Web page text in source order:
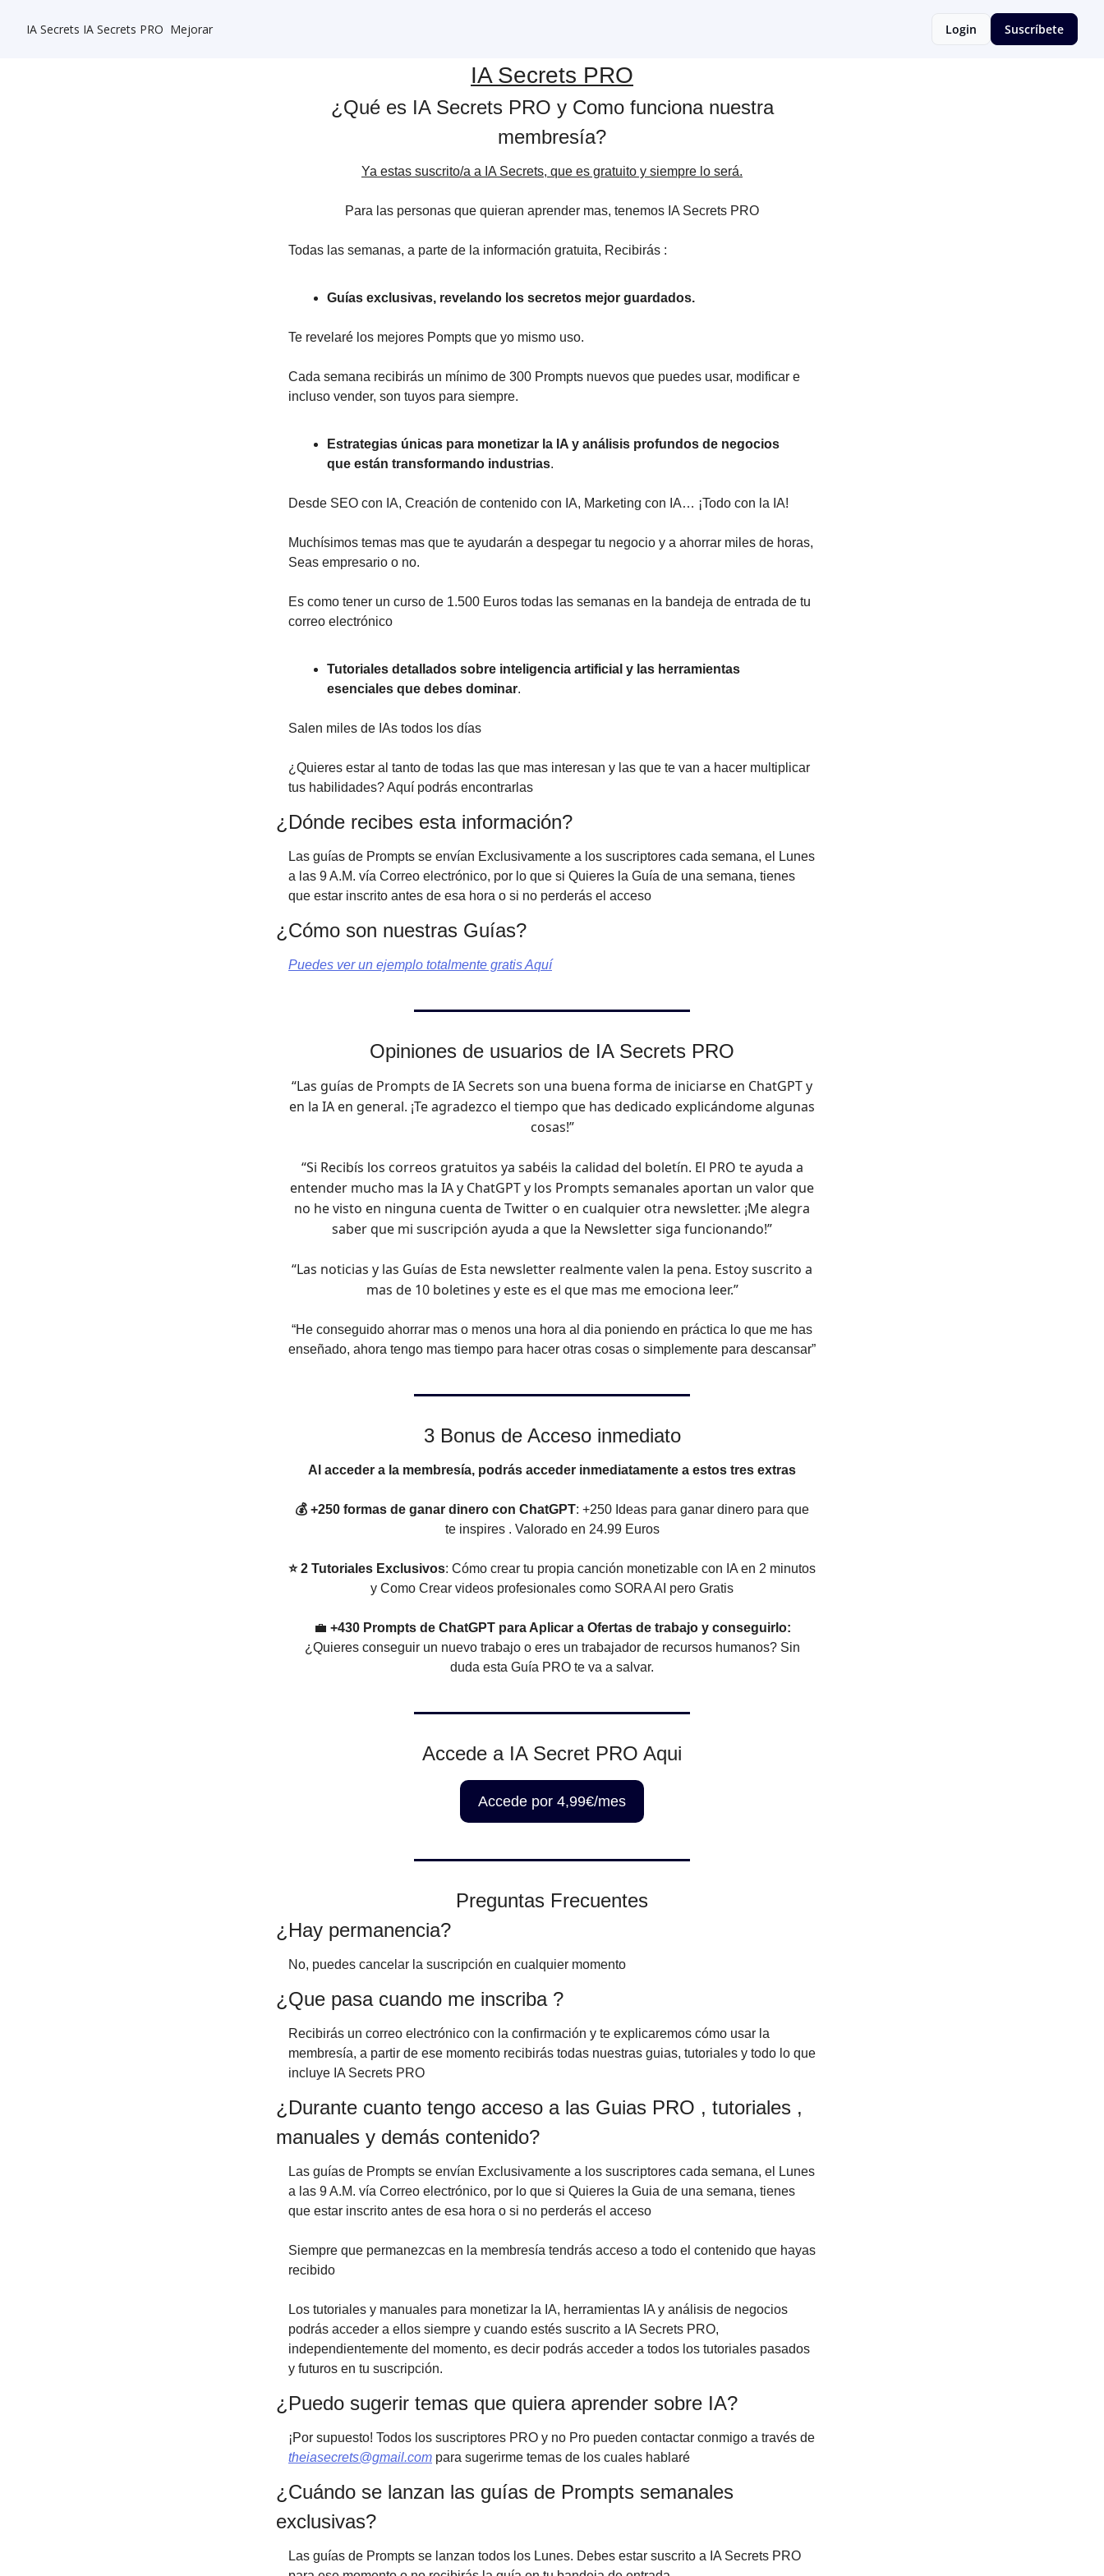
IA Secrets IA Secrets PRO Mejorar Login Suscríbete
IA Secrets PRO
¿Qué es IA Secrets PRO y Como funciona nuestra
membresía?
Ya estas suscrito/a a IA Secrets, que es gratuito y siempre lo será.
Para las personas que quieran aprender mas, tenemos IA Secrets PRO
Todas las semanas, a parte de la información gratuita, Recibirás :
Guías exclusivas, revelando los secretos mejor guardados.
Te revelaré los mejores Pompts que yo mismo uso.
Cada semana recibirás un mínimo de 300 Prompts nuevos que puedes usar, modificar e
incluso vender, son tuyos para siempre.
Estrategias únicas para monetizar la IA y análisis profundos de negocios
que están transformando industrias.
Desde SEO con IA, Creación de contenido con IA, Marketing con IA… ¡Todo con la IA!
Muchísimos temas mas que te ayudarán a despegar tu negocio y a ahorrar miles de horas,
Seas empresario o no.
Es como tener un curso de 1.500 Euros todas las semanas en la bandeja de entrada de tu
correo electrónico
Tutoriales detallados sobre inteligencia artificial y las herramientas
esenciales que debes dominar.
Salen miles de IAs todos los días
¿Quieres estar al tanto de todas las que mas interesan y las que te van a hacer multiplicar
tus habilidades? Aquí podrás encontrarlas
¿Dónde recibes esta información?
Las guías de Prompts se envían Exclusivamente a los suscriptores cada semana, el Lunes
a las 9 A.M. vía Correo electrónico, por lo que si Quieres la Guía de una semana, tienes
que estar inscrito antes de esa hora o si no perderás el acceso
¿Cómo son nuestras Guías?
Puedes ver un ejemplo totalmente gratis Aquí
Opiniones de usuarios de IA Secrets PRO
“Las guías de Prompts de IA Secrets son una buena forma de iniciarse en ChatGPT y
en la IA en general. ¡Te agradezco el tiempo que has dedicado explicándome algunas
cosas!”
“Si Recibís los correos gratuitos ya sabéis la calidad del boletín. El PRO te ayuda a
entender mucho mas la IA y ChatGPT y los Prompts semanales aportan un valor que
no he visto en ninguna cuenta de Twitter o en cualquier otra newsletter. ¡Me alegra
saber que mi suscripción ayuda a que la Newsletter siga funcionando!”
“Las noticias y las Guías de Esta newsletter realmente valen la pena. Estoy suscrito a
mas de 10 boletines y este es el que mas me emociona leer.”
“He conseguido ahorrar mas o menos una hora al dia poniendo en práctica lo que me has
enseñado, ahora tengo mas tiempo para hacer otras cosas o simplemente para descansar”
3 Bonus de Acceso inmediato
Al acceder a la membresía, podrás acceder inmediatamente a estos tres extras
💰 +250 formas de ganar dinero con ChatGPT: +250 Ideas para ganar dinero para que
te inspires . Valorado en 24.99 Euros
⭐ 2 Tutoriales Exclusivos: Cómo crear tu propia canción monetizable con IA en 2 minutos
y Como Crear videos profesionales como SORA AI pero Gratis
💼 +430 Prompts de ChatGPT para Aplicar a Ofertas de trabajo y conseguirlo:
¿Quieres conseguir un nuevo trabajo o eres un trabajador de recursos humanos? Sin
duda esta Guía PRO te va a salvar.
Accede a IA Secret PRO Aqui
Accede por 4,99€/mes
Preguntas Frecuentes
¿Hay permanencia?
No, puedes cancelar la suscripción en cualquier momento
¿Que pasa cuando me inscriba ?
Recibirás un correo electrónico con la confirmación y te explicaremos cómo usar la
membresía, a partir de ese momento recibirás todas nuestras guias, tutoriales y todo lo que
incluye IA Secrets PRO
¿Durante cuanto tengo acceso a las Guias PRO , tutoriales ,
manuales y demás contenido?
Las guías de Prompts se envían Exclusivamente a los suscriptores cada semana, el Lunes
a las 9 A.M. vía Correo electrónico, por lo que si Quieres la Guia de una semana, tienes
que estar inscrito antes de esa hora o si no perderás el acceso
Siempre que permanezcas en la membresía tendrás acceso a todo el contenido que hayas
recibido
Los tutoriales y manuales para monetizar la IA, herramientas IA y análisis de negocios
podrás acceder a ellos siempre y cuando estés suscrito a IA Secrets PRO,
independientemente del momento, es decir podrás acceder a todos los tutoriales pasados
y futuros en tu suscripción.
¿Puedo sugerir temas que quiera aprender sobre IA?
¡Por supuesto! Todos los suscriptores PRO y no Pro pueden contactar conmigo a través de
theiasecrets@gmail.com para sugerirme temas de los cuales hablaré
¿Cuándo se lanzan las guías de Prompts semanales
exclusivas?
Las guías de Prompts se lanzan todos los Lunes. Debes estar suscrito a IA Secrets PRO